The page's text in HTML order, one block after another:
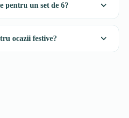
pentru un set de 6?
ocazii festive?